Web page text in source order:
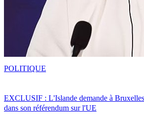
EXCLUSIF : L'Islande demande à
dans son référendum sur l'UE
POLITIQUE